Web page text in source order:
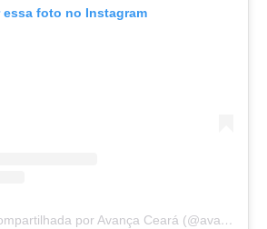
essa foto no Instagram
Uma publicação compartilhada por Avança Ceará (@avancaceara)